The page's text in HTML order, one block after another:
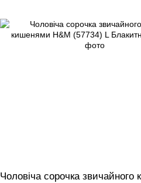
Чоловіча сорочка звичайного